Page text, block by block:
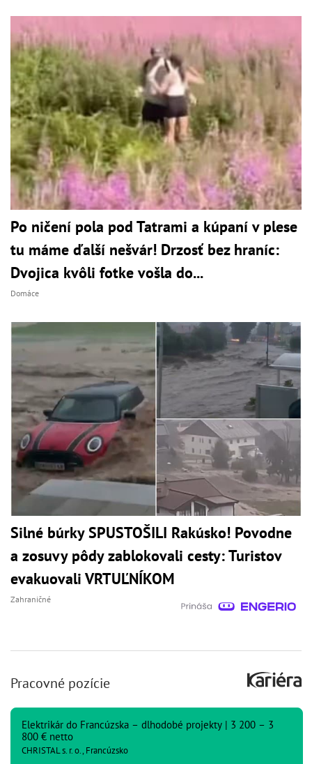
Po ničení pola pod Tatrami a kúpaní v plese
tu máme ďalší nešvár! Drzosť bez hraníc:
Dvojica kvôli fotke vošla do...
Domáce
Silné búrky SPUSTOŠILI Rakúsko! Povodne
a zosuvy pôdy zablokovali cesty: Turistov
evakuovali VRTUĽNÍKOM
Zahraničné
Pracovné pozície
Elektrikár do Francúzska – dlhodobé projekty | 3 200 – 3
800 € netto
CHRISTAL s. r. o., Francúzsko